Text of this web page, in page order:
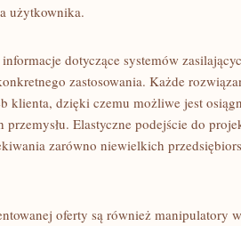
użytkownika.
dotyczące systemów
zastosowania. Każde
klienta, dzięki czemu możliwe jest
przemysłu. Elastyczne podejście do
zarówno niewielkich
oferty są również manipulatory